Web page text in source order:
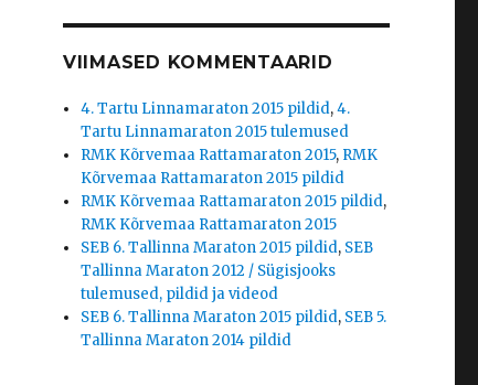
VIIMASED KOMMENTAARID
4. Tartu Linnamaraton 2015 pildid,4.
Tartu Linnamaraton 2015 tulemused
RMK Kõrvemaa Rattamaraton 2015, RMK
Kõrvemaa Rattamaraton 2015 pildid
RMK Kõrvemaa Rattamaraton 2015 pildid,
RMK Kõrvemaa Rattamaraton 2015
SEB 6. Tallinna Maraton 2015 pildid, SEB
Tallinna Maraton 2012 / Sügisjooks
tulemused, pildid ja videod
SEB 6. Tallinna Maraton 2015 pildid, SEB 5.
Tallinna Maraton 2014 pildid